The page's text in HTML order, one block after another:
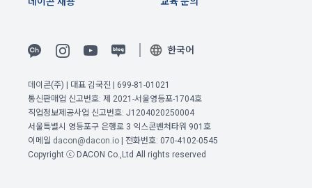
1. 이 약관에서 규정하지 않은 사항에 관해서는 약관의규제등에
관한법률, 전기통신기본법, 전기통신사업법, 정보통신망이용촉
진등에관한법률, 전자상거래 등에서의 소비자보호에 관한 법률,
전자문서 및 전자거래기본법, 전자금융거래법, 전자서명법, 소
비자기본법 등의 관계법령에 따른다.
확인
대회 코드 링크1개, 구직 의향, 희망근무지역
력, 개인 운영 사이트 링크(GitHub, Linkedin 등) ,영상, ppt
3) 모바일 서비스 이용 시 수집되는 항목
모바일 서비스의 특성상 단말기 모델 정보가 수집될 수 있으나,
확인
확인
한국어
데이콘(주) | 대표 김국진 | 699-81-01021
통신판매업 신고번호: 제 2021-서울영등포-1704호
직업정보제공사업 신고번호: J1204020250004
서울특별시 영등포구 은행로 3 익스콘벤처타워 901호
이메일 dacon@dacon.io | 전화번호: 070-4102-0545
Copyright ⓒ DACON Co.,Ltd All rights reserved